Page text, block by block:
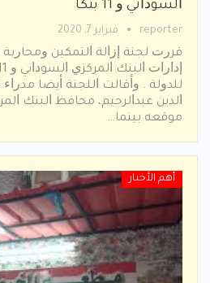
ﺍﻟﺴﻮﺩﺍﻧﻲ ﻭ 11 ﺑﻨﻜﺎ
reporter فبراير 7, 2020
ﻗﺮﺭﺕ ﻟﺠﻨﺔ ﺇﺯﺍﻟﺔ ﺍﻟﺘﻤﻜﻴﻦ
ﺍﻟﺪﻳﻦ ﻋﺒﺪﺍﻟﺮﺣﻴﻢ، ﻣﺤﺎﻓﻆ ﺍﻟﺒﻨﻚ
ﻣﻮﻗﻌﻪ ﺑﻴﻨﻤﺎ…
أهم الأخبار